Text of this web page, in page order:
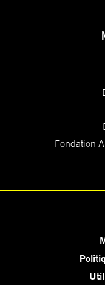
Fondation